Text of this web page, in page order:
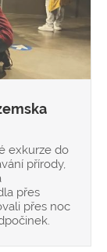
exkurze do
přírody,
přes
přes noc